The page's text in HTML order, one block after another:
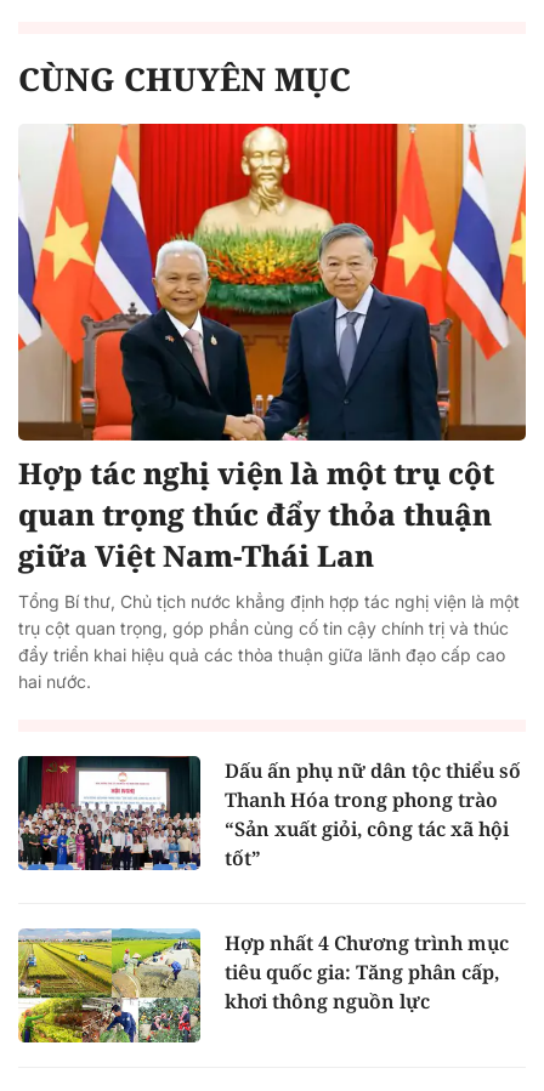
CÙNG CHUYÊN MỤC
Hợp tác nghị viện là một trụ cột
quan trọng thúc đẩy thỏa thuận
giữa Việt Nam-Thái Lan
Tổng Bí thư, Chủ tịch nước khẳng định hợp tác nghị viện là một
trụ cột quan trọng, góp phần củng cố tin cậy chính trị và thúc
đẩy triển khai hiệu quả các thỏa thuận giữa lãnh đạo cấp cao
hai nước.
Dấu ấn phụ nữ dân tộc thiểu số
Thanh Hóa trong phong trào
“Sản xuất giỏi, công tác xã hội
tốt”
Hợp nhất 4 Chương trình mục
tiêu quốc gia: Tăng phân cấp,
khơi thông nguồn lực